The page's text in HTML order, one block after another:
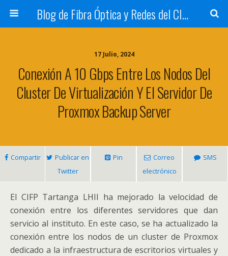
Blog de Fibra Óptica y Redes del CIFP Tartanga
17 Julio, 2024
Conexión A 10 Gbps Entre Los Nodos Del
Cluster De Virtualización Y El Servidor De
Proxmox Backup Server
Compartir
Publicar en
Twitter
Pin
Correo
electrónico
SMS
El CIFP Tartanga LHII ha mejorado la velocidad de
conexión entre los diferentes servidores que dan
servicio al instituto. En este caso, se ha actualizado la
conexión entre los nodos de un cluster de Proxmox
dedicado a la infraestructura de escritorios virtuales y